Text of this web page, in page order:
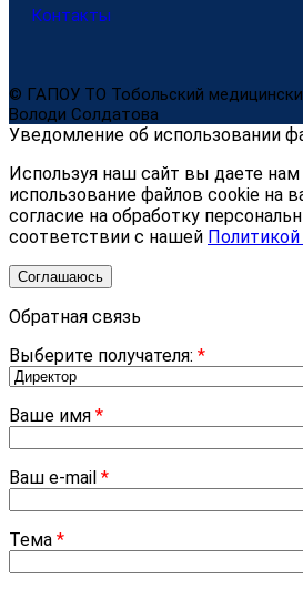
Контакты
© ГАПОУ ТО Тобольский
Володи Солдатова
Уведомление об использовании
Используя наш сайт вы даете нам
использование файлов cookie на
согласие на обработку
соответствии с нашей
Соглашаюсь
Обратная связь
Выберите получателя: *
Ваше имя *
Ваш e-mail *
Тема *